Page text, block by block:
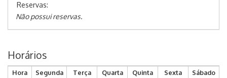
Reservas:
Não possui reservas.
Horários
Hora Segunda Terça Quarta Quinta Sexta
Sábado